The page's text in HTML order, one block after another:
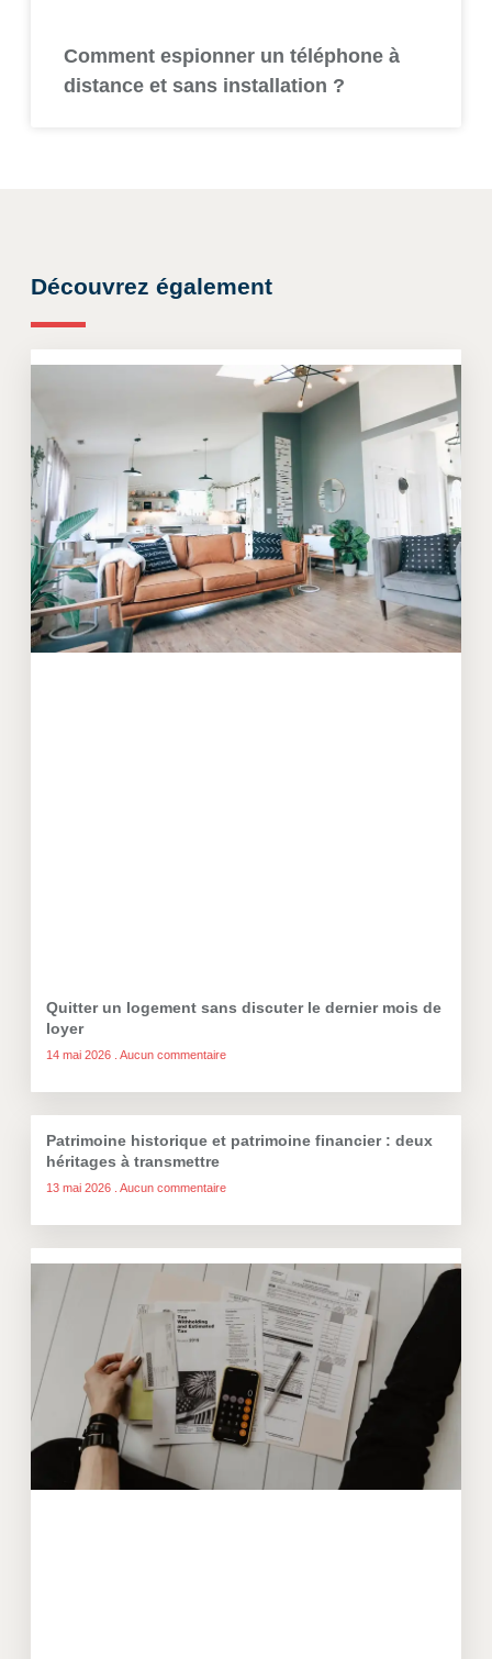
Comment espionner un téléphone à
distance et sans installation ?
Découvrez également
Quitter un logement sans discuter le dernier mois de
loyer
14 mai 2026 Aucun commentaire
Patrimoine historique et patrimoine financier : deux
héritages à transmettre
13 mai 2026 Aucun commentaire